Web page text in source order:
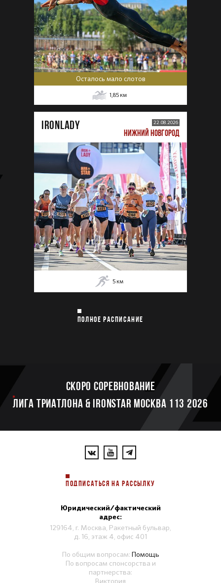
Осталось мало слотов
1,85 км
IRONLADY 22.08.2026
НИЖНИЙ НОВГОРОД
5 км
ПОЛНОЕ РАСПИСАНИЕ
Скоро соревнование
ЛИГА ТРИАТЛОНА & IRONSTAR МОСКВА 113 2026
ПОДПИСАТЬСЯ НА РАССЫЛКУ
Юридический/фактический
адрес:
129164, г. Москва, Ракетный бульвар,
д. 16, этаж 4, офис 401
По общим вопросам: Помощь
По вопросам спонсорства и
партнерства:
Виктория